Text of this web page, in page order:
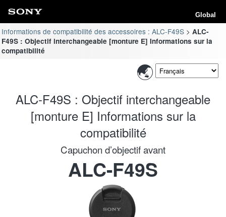
Global
Informations de compatibilité des accessoires : ALC-F49S
ALC-
F49S : Objectif interchangeable [monture E] Informations sur la
compatibilité
ALC-F49S : Objectif interchangeable
[monture E] Informations sur la
compatibilité
Capuchon d’objectif avant
ALC-F49S